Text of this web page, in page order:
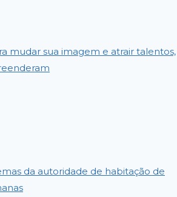
mudar sua imagem e atrair talentos,
da autoridade de habitação de